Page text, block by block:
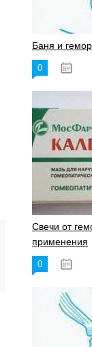
Баня и
0
Свечи от
применения
0